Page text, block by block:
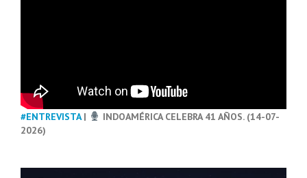
#ENTREVISTA|
INDOAMÉRICA CELEBRA 41 AÑOS. (14-07-
2026)